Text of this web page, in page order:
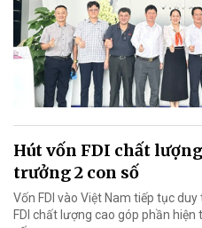
Hút vốn FDI chất
trưởng 2 con số
Vốn FDI vào Việt Nam tiếp tục
FDI chất lượng cao góp phần